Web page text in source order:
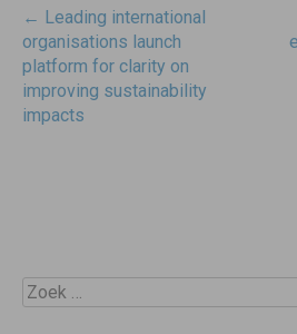
Post
navigatie
← Leading international
organisations launch
platform for clarity on
improving sustainability
impacts
Zoek